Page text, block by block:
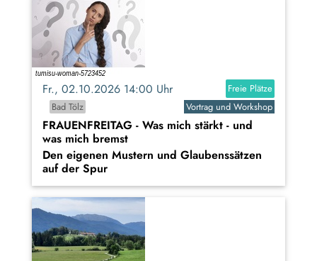
Fr., 02.10.2026 14:00 Uhr
Freie Plätze
Bad Tölz
Vortrag und Workshop
FRAUENFREITAG - Was mich stärkt - und
was mich bremst
Den eigenen Mustern und Glaubenssätzen
auf der Spur